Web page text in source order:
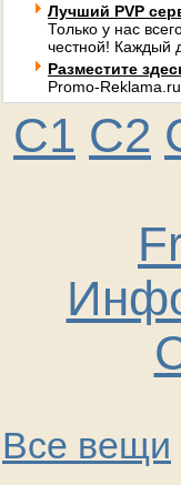
Лучший PVP
Только у нас
честной! Каждый
Разместите
Promo-Reklama.ru
C1 C2
Все вещи